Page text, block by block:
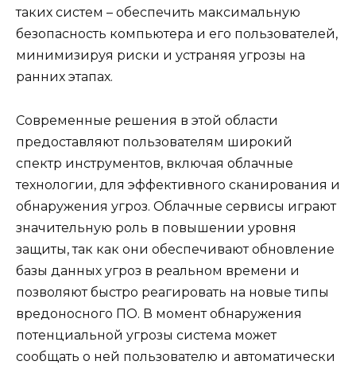
таких систем – обеспечить максимальную
безопасность компьютера и его пользователей,
минимизируя риски и устраняя угрозы на
ранних этапах.
Современные решения в этой области
предоставляют пользователям широкий
спектр инструментов, включая облачные
технологии, для эффективного сканирования и
обнаружения угроз. Облачные сервисы играют
значительную роль в повышении уровня
защиты, так как они обеспечивают обновление
базы данных угроз в реальном времени и
позволяют быстро реагировать на новые типы
вредоносного ПО. В момент обнаружения
потенциальной угрозы система может
сообщать о ней пользователю и автоматически